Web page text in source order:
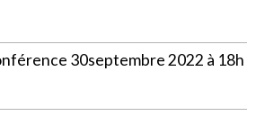
30septembre 2022 à 18h